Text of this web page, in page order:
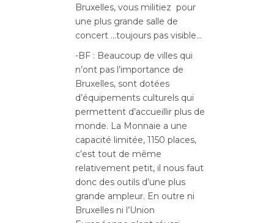
Bruxelles, vous militiez pour
une plus grande salle de
concert …toujours pas visible…
-BF : Beaucoup de villes qui
n’ont pas l’importance de
Bruxelles, sont dotées
d’équipements culturels qui
permettent d’accueillir plus de
monde. La Monnaie a une
capacité limitée, 1150 places,
c’est tout de même
relativement petit, il nous faut
donc des outils d’une plus
grande ampleur. En outre ni
Bruxelles ni l’Union